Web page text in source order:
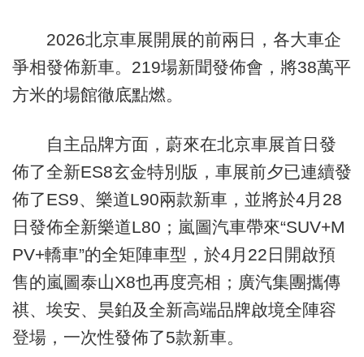
2026北京車展開展的前兩日，各大車企
爭相發佈新車。219場新聞發佈會，將38萬平
方米的場館徹底點燃。
自主品牌方面，蔚來在北京車展首日發
佈了全新ES8玄金特別版，車展前夕已連續發
佈了ES9、樂道L90兩款新車，並將於4月28
日發佈全新樂道L80；嵐圖汽車帶來“SUV+M
PV+轎車”的全矩陣車型，於4月22日開啟預
售的嵐圖泰山X8也再度亮相；廣汽集團攜傳
祺、埃安、昊鉑及全新高端品牌啟境全陣容
登場，一次性發佈了5款新車。